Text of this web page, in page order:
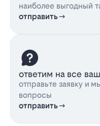
наиболее выгодный
отправить
ответим на все
отправьте заявку и
вопросы
отправить